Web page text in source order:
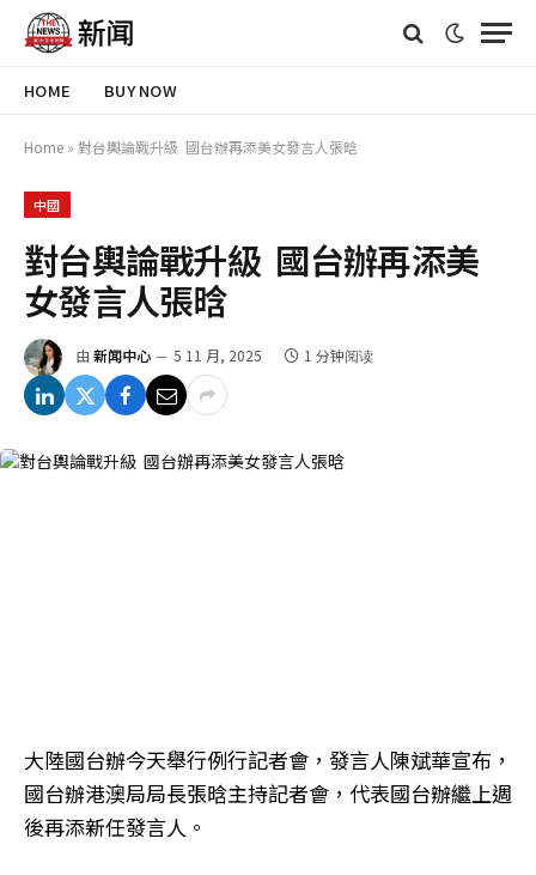
HOME BUY NOW
Home » 對台輿論戰升級 國台辦再添美女發言人張晗
中國
對台輿論戰升級 國台辦再添美
女發言人張晗
由 新闻中心 5 11 月, 2025 1 分钟阅读
大陸國台辦今天舉行例行記者會，發言人陳斌華宣布，
國台辦港澳局局長張晗主持記者會，代表國台辦繼上週
後再添新任發言人。